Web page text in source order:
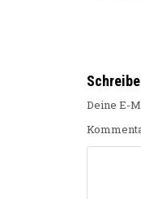
Deine E-